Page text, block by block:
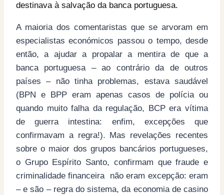
destinava à salvação da banca portuguesa.
A maioria dos comentaristas que se arvoram em
especialistas económicos passou o tempo, desde
então, a ajudar a propalar a mentira de que a
banca portuguesa – ao contrário da de outros
países – não tinha problemas, estava saudável
(BPN e BPP eram apenas casos de polícia ou
quando muito falha da regulação, BCP era vítima
de guerra intestina: enfim, excepções que
confirmavam a regra!). Mas revelações recentes
sobre o maior dos grupos bancários portugueses,
o Grupo Espírito Santo, confirmam que fraude e
criminalidade financeira não eram excepção: eram
– e são – regra do sistema, da economia de casino